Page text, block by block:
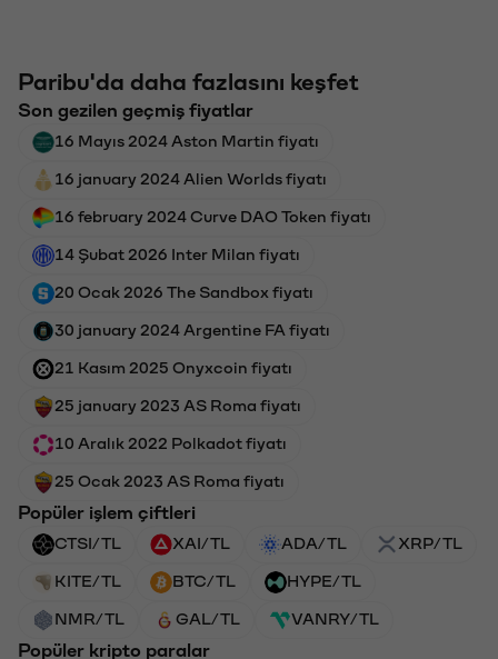
Paribu'da daha fazlasını keşfet
Son gezilen geçmiş fiyatlar
16 Mayıs 2024 Aston Martin fiyatı
16 january 2024 Alien Worlds fiyatı
16 february 2024 Curve DAO Token fiyatı
14 Şubat 2026 Inter Milan fiyatı
20 Ocak 2026 The Sandbox fiyatı
30 january 2024 Argentine FA fiyatı
21 Kasım 2025 Onyxcoin fiyatı
25 january 2023 AS Roma fiyatı
10 Aralık 2022 Polkadot fiyatı
25 Ocak 2023 AS Roma fiyatı
Popüler işlem çiftleri
CTSI/TL XAI/TL ADA/TL XRP/TL
KITE/TL BTC/TL HYPE/TL
NMR/TL GAL/TL VANRY/TL
Popüler kripto paralar